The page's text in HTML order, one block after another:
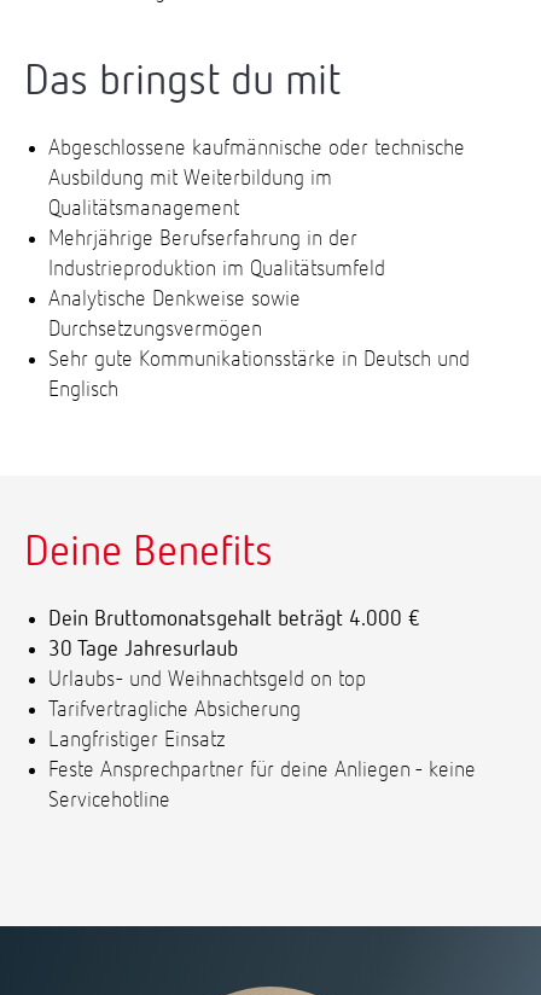
Das bringst du mit
Abgeschlossene kaufmännische oder technische
Ausbildung mit Weiterbildung im
Qualitätsmanagement
Mehrjährige Berufserfahrung in der
Industrieproduktion im Qualitätsumfeld
Analytische Denkweise sowie
Durchsetzungsvermögen
Sehr gute Kommunikationsstärke in Deutsch und
Englisch
Deine Benefits
Dein Bruttomonatsgehalt beträgt 4.000 €
30 Tage Jahresurlaub
Urlaubs- und Weihnachtsgeld on top
Tarifvertragliche Absicherung
Langfristiger Einsatz
Feste Ansprechpartner für deine Anliegen - keine
Servicehotline